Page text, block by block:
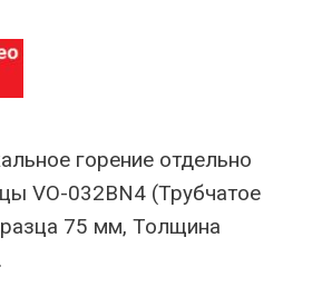
горение отдельно
VO-032BN4 (Трубчатое
75 мм, Толщина